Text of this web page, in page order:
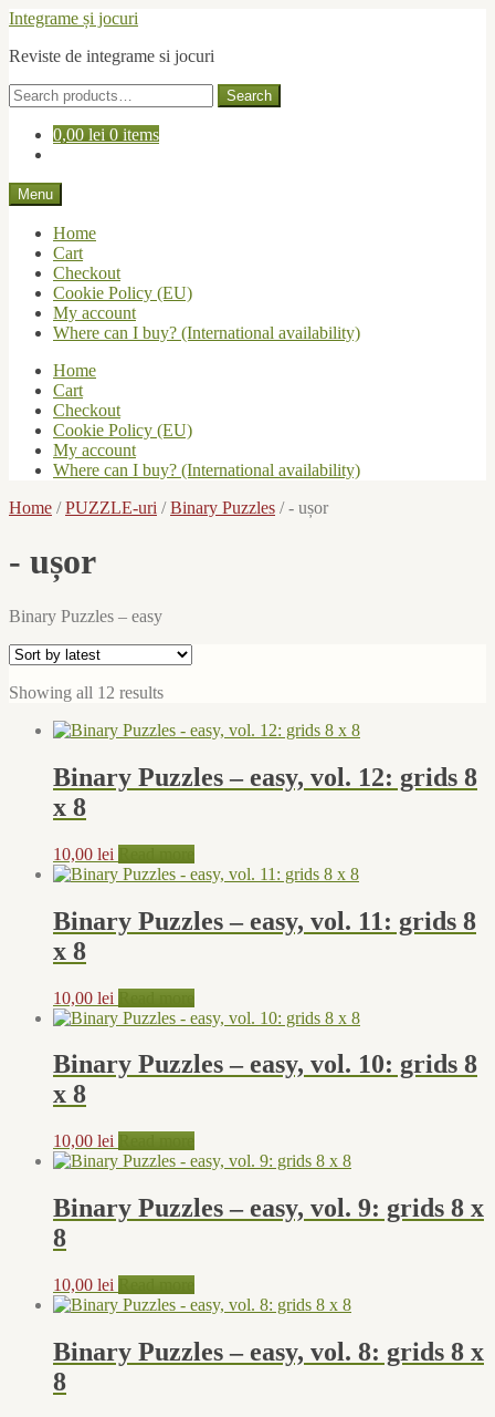
Skip
navigation
Skip
content
Integrame și jocuri
Reviste de integrame si jocuri
Search
for:
Search
0,00 lei 0 items
Menu
Home
Cart
Checkout
Cookie Policy (EU)
My account
Where can I buy? (International availability)
Home
Cart
Checkout
Cookie Policy (EU)
My account
Where can I buy? (International availability)
Home /PUZZLE-uri /Binary Puzzles /- ușor
- ușor
Binary Puzzles – easy
Showing all 12 resultsSorted
latest
Binary Puzzles – easy, vol. 12: grids 8
x 8
10,00 lei
Binary Puzzles – easy, vol. 11: grids 8
x 8
10,00 lei
Binary Puzzles – easy, vol. 10: grids 8
x 8
10,00 lei
Binary Puzzles – easy, vol. 9: grids 8 x
8
10,00 lei
Binary Puzzles – easy, vol. 8: grids 8 x
8